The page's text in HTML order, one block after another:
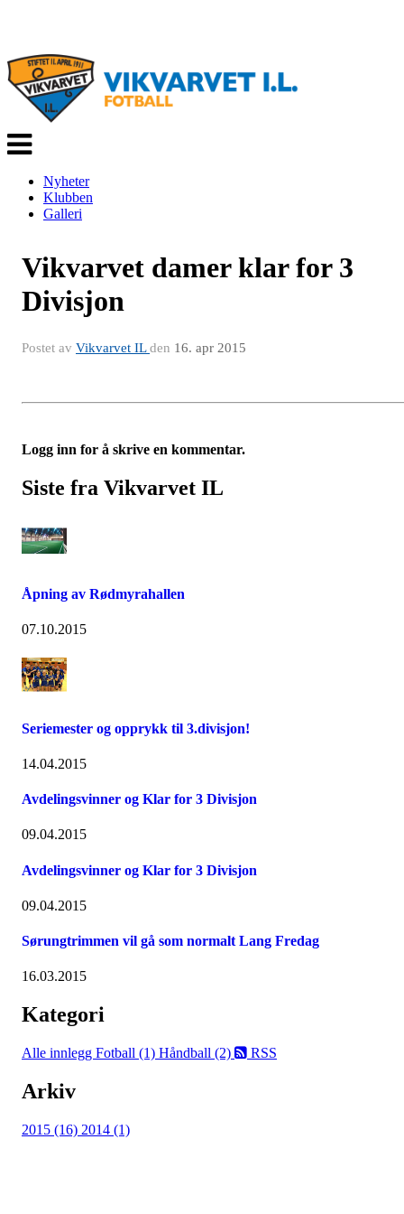
Veksle
navigasjon
Nyheter
Klubben
Galleri
Vikvarvet damer klar for 3
Divisjon
Postet av Vikvarvet ILden 16. apr 2015
Logg inn for å skrive en kommentar.
Siste fra Vikvarvet IL
Åpning av Rødmyrahallen
07.10.2015
Seriemester og opprykk til 3.divisjon!
14.04.2015
Avdelingsvinner og Klar for 3 Divisjon
09.04.2015
Avdelingsvinner og Klar for 3 Divisjon
09.04.2015
Sørungtrimmen vil gå som normalt Lang Fredag
16.03.2015
Kategori
Alle innlegg Fotball (1) Håndball (2) RSS
Arkiv
2015 (16) 2014 (1)